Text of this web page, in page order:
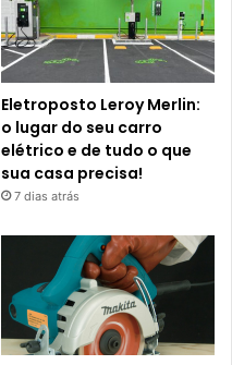
Eletroposto Leroy Merlin:
o lugar do seu carro
elétrico e de tudo o que
sua casa precisa!
7 dias atrás